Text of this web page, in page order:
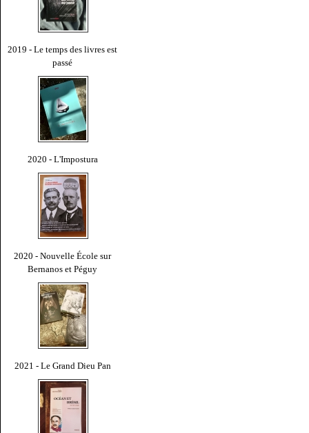
2019 - Le temps des livres est
passé
2020 - L'Impostura
2020 - Nouvelle École sur
Bernanos et Péguy
2021 - Le Grand Dieu Pan